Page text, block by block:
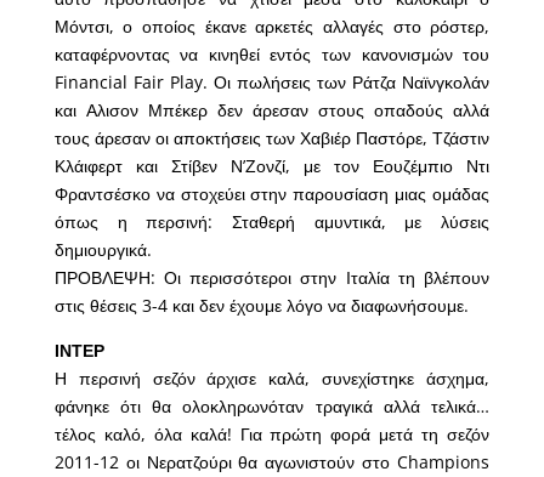
Μόντσι, ο οποίος έκανε αρκετές αλλαγές στο ρόστερ,
καταφέρνοντας να κινηθεί εντός των κανονισμών του
Financial Fair Play. Οι πωλήσεις των Ράτζα Ναϊνγκολάν
και Αλισον Μπέκερ δεν άρεσαν στους οπαδούς αλλά
τους άρεσαν οι αποκτήσεις των Χαβιέρ Παστόρε, Τζάστιν
Κλάιφερτ και Στίβεν Ν’Ζονζί, με τον Εουζέμπιο Ντι
Φραντσέσκο να στοχεύει στην παρουσίαση μιας ομάδας
όπως η περσινή: Σταθερή αμυντικά, με λύσεις
δημιουργικά.
ΠΡΟΒΛΕΨΗ: Οι περισσότεροι στην Ιταλία τη βλέπουν
στις θέσεις 3-4 και δεν έχουμε λόγο να διαφωνήσουμε.
ΙΝΤΕΡ
Η περσινή σεζόν άρχισε καλά, συνεχίστηκε άσχημα,
φάνηκε ότι θα ολοκληρωνόταν τραγικά αλλά τελικά…
τέλος καλό, όλα καλά! Για πρώτη φορά μετά τη σεζόν
2011-12 οι Νερατζούρι θα αγωνιστούν στο Champions